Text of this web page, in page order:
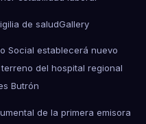
de saludGallery
Social establecerá nuevo
del hospital regional
Butrón
de la primera emisora